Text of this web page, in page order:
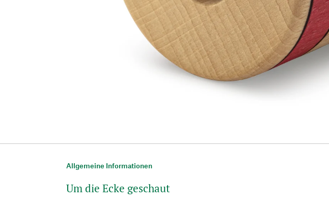
Allgemeine Informationen
Um die Ecke geschaut